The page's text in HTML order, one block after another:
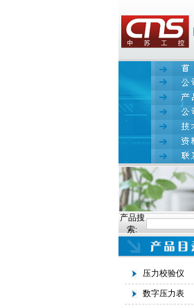
产品搜
索:
压力校验仪
数字压力表